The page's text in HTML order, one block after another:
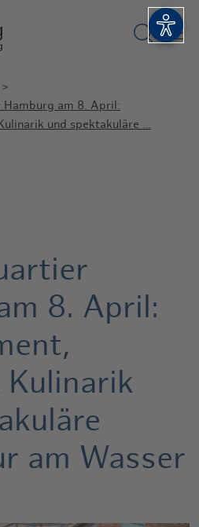
Hamburg am 8. April:
und spektakuläre …
8. April:
Kulinarik
am Wasser